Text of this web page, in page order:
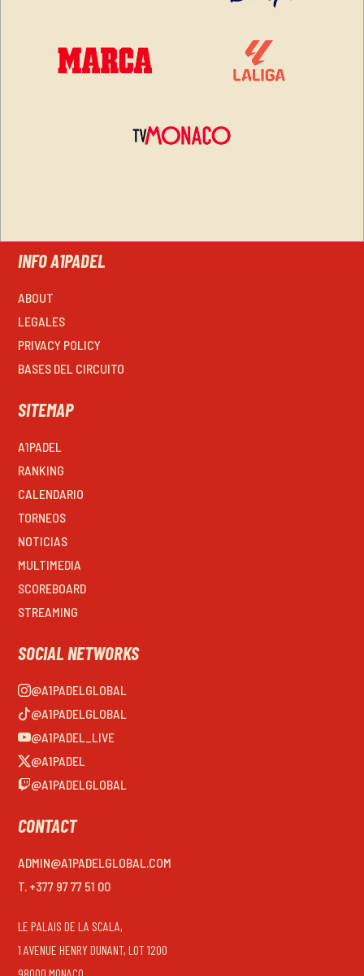
INFO A1PADEL
ABOUT
LEGALES
PRIVACY POLICY
BASES DEL CIRCUITO
SITEMAP
A1PADEL
RANKING
CALENDARIO
TORNEOS
NOTICIAS
MULTIMEDIA
SCOREBOARD
STREAMING
SOCIAL NETWORKS
@A1PADELGLOBAL
@A1PADELGLOBAL
@A1PADEL_LIVE
@A1PADEL
@A1PADELGLOBAL
CONTACT
ADMIN@A1PADELGLOBAL.COM
T. +377 97 77 51 00
LE PALAIS DE LA SCALA,
1 AVENUE HENRY DUNANT, LOT 1200